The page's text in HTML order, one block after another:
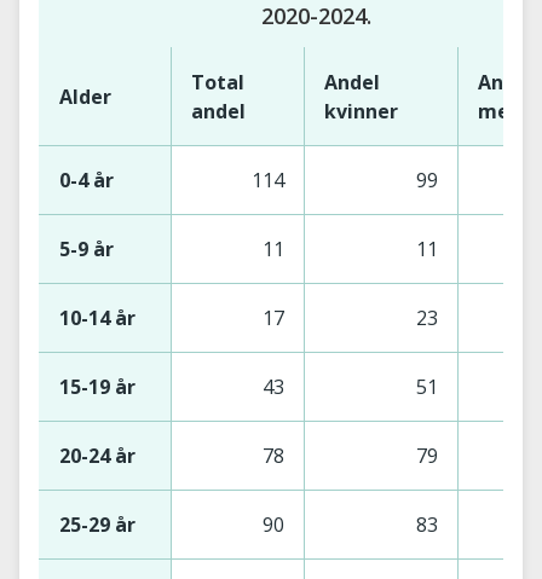
2020-2024.
Alder
Total
andel
Andel
kvinner
Andel
menn
0-4 år 114 99
5-9 år 11 11
10-14 år 17 23
15-19 år 43 51
20-24 år 78 79
25-29 år 90 83